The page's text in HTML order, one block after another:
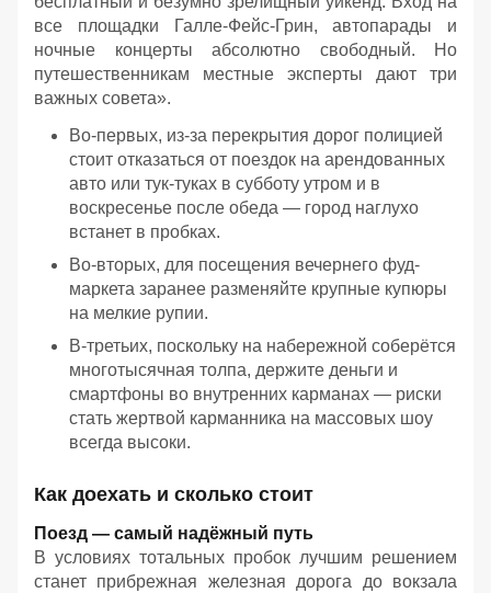
все площадки Галле-Фейс-Грин, автопарады и
ночные концерты абсолютно свободный. Но
путешественникам местные эксперты дают три
важных совета».
Во-первых, из-за перекрытия дорог полицией
стоит отказаться от поездок на арендованных
авто или тук-туках в субботу утром и в
воскресенье после обеда — город наглухо
встанет в пробках.
Во-вторых, для посещения вечернего фуд-
маркета заранее разменяйте крупные купюры
на мелкие рупии.
В-третьих, поскольку на набережной соберётся
многотысячная толпа, держите деньги и
смартфоны во внутренних карманах — риски
стать жертвой карманника на массовых шоу
всегда высоки.
Как доехать и сколько стоит
Поезд — самый надёжный путь
В условиях тотальных пробок лучшим решением
станет прибрежная железная дорога до вокзала